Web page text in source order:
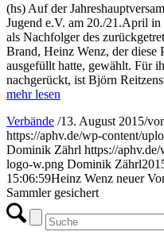
(hs) Auf der
Jugend e.V. am 20./21.April
als Nachfolger des
Brand, Heinz Wenz, der diese
ausgefüllt hatte, gewählt. Für
nachgerückt, ist Björn
mehr lesen
Verbände /13. August 2015/
https://aphv.de/wp-content/
Dominik Zährl https://
logo-w.png Dominik Zährl
15:06:59Heinz Wenz neuer
Sammler gesichert